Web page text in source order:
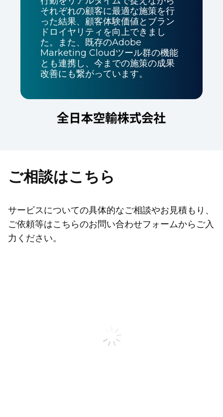
それぞれの顧客に最適な施策を行
った結果、顧客体験価値とブラン
ドロイヤリティを向上できまし
た。また、既存のAdobe
Marketing Cloudツール群の機能
とも連携し、今までの施策の成果
改善にも繋がっています。
ご相談はこちら
サービスについての具体的なご相談やお見積もり、
ご依頼等はこちらのお問い合わせフォームからご入
力ください。